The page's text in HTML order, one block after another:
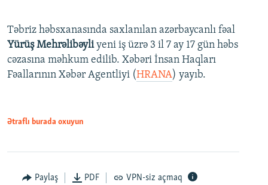
Təbriz həbsxanasında saxlanılan azərbaycanlı fəal
Yürüş Mehrəlibəyliyeni iş üzrə 3 il 7 ay 17 gün həbs
cəzasına məhkum edilib. Xəbəri İnsan Haqları
Fəallarının Xəbər Agentliyi (HRANA) yayıb.
Ətraflı burada oxuyun
Paylaş PDF VPN-siz açmaq